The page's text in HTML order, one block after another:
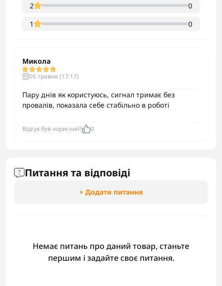
2
0
1
0
Микола
05 травня (17:17)
Пару днів як користуюсь, сигнал тримає без
провалів, показала себе стабільно в роботі
Відгук був корисний? 0
Питання та відповіді
+ Додати питання
Немає питань про даний товар, станьте
першим і задайте своє питання.